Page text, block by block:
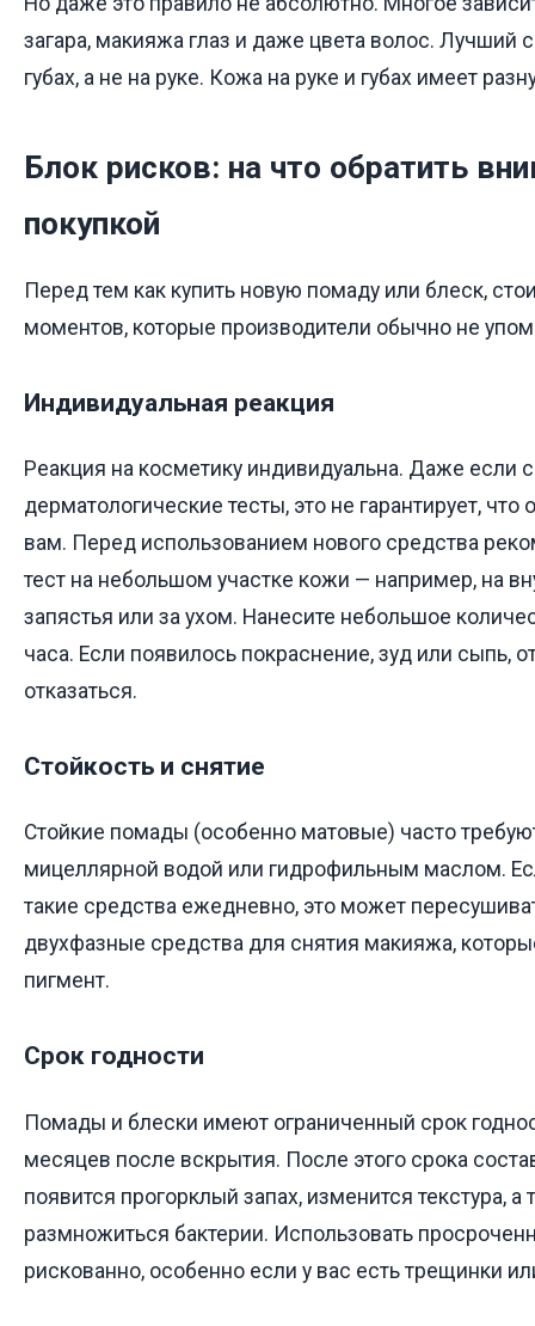
загара, макияжа глаз и даже цвета волос. Лучший
губах, а не на руке. Кожа на руке и губах имеет
Блок рисков: на что обратить
покупкой
Перед тем как купить новую помаду или блеск,
моментов, которые производители обычно не
Индивидуальная реакция
Реакция на косметику индивидуальна. Даже если
дерматологические тесты, это не гарантирует,
вам. Перед использованием нового средства
тест на небольшом участке кожи — например, на
запястья или за ухом. Нанесите небольшое
часа. Если появилось покраснение, зуд или сыпь,
отказаться.
Стойкость и снятие
Стойкие помады (особенно матовые) часто
мицеллярной водой или гидрофильным маслом.
такие средства ежедневно, это может
двухфазные средства для снятия макияжа,
пигмент.
Срок годности
Помады и блески имеют ограниченный срок
месяцев после вскрытия. После этого срока
появится прогорклый запах, изменится текстура, а
размножиться бактерии. Использовать
рискованно, особенно если у вас есть трещинки